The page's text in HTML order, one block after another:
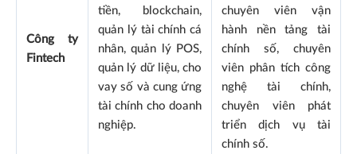
Công ty
Fintech
tiền, blockchain,
quản lý tài chính cá
nhân, quản lý POS,
quản lý dữ liệu, cho
vay số và cung ứng
tài chính cho doanh
nghiệp.
chuyên viên vận
hành nền tảng tài
chính số, chuyên
viên phân tích công
nghệ tài chính,
chuyên viên phát
triển dịch vụ tài
chính số.